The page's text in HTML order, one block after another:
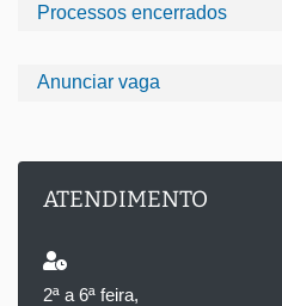
Processos encerrados
Anunciar vaga
ATENDIMENTO
2ª a 6ª feira,